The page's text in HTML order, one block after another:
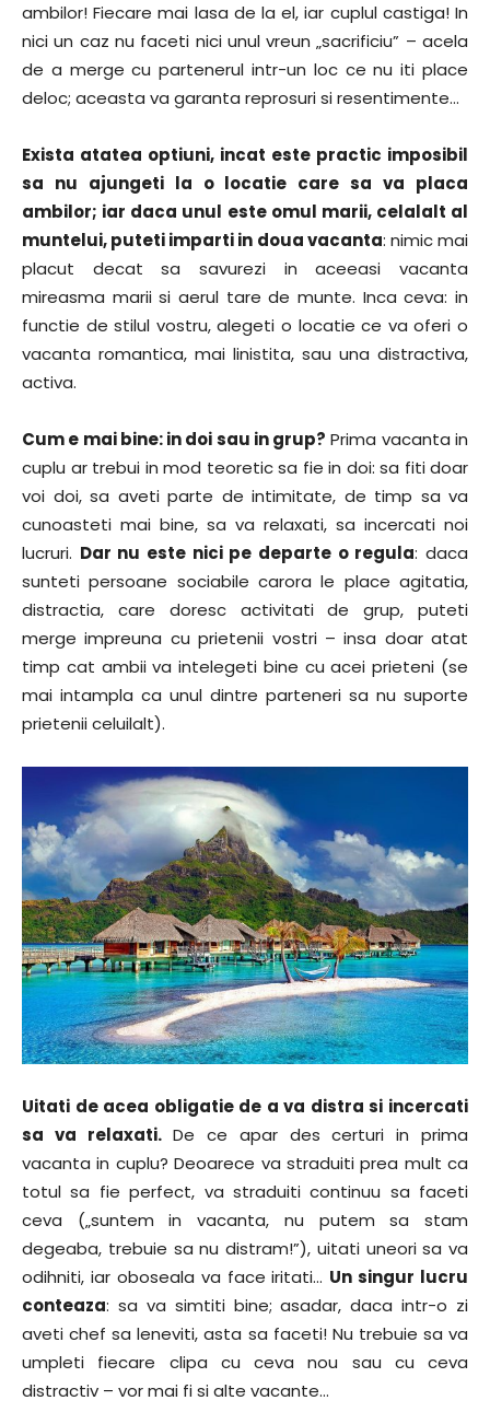
ambilor! Fiecare mai lasa de la el, iar cuplul castiga! In
nici un caz nu faceti nici unul vreun „sacrificiu” – acela
de a merge cu partenerul intr-un loc ce nu iti place
deloc; aceasta va garanta reprosuri si resentimente…
Exista atatea optiuni, incat este practic imposibil
sa nu ajungeti la o locatie care sa va placa
ambilor; iar daca unul este omul marii, celalalt al
muntelui, puteti imparti in doua vacanta: nimic mai
placut decat sa savurezi in aceeasi vacanta
mireasma marii si aerul tare de munte. Inca ceva: in
functie de stilul vostru, alegeti o locatie ce va oferi o
vacanta romantica, mai linistita, sau una distractiva,
activa.
Cum e mai bine: in doi sau in grup? Prima vacanta in
cuplu ar trebui in mod teoretic sa fie in doi: sa fiti doar
voi doi, sa aveti parte de intimitate, de timp sa va
cunoasteti mai bine, sa va relaxati, sa incercati noi
lucruri. Dar nu este nici pe departe o regula: daca
sunteti persoane sociabile carora le place agitatia,
distractia, care doresc activitati de grup, puteti
merge impreuna cu prietenii vostri – insa doar atat
timp cat ambii va intelegeti bine cu acei prieteni (se
mai intampla ca unul dintre parteneri sa nu suporte
prietenii celuilalt).
Uitati de acea obligatie de a va distra si incercati
sa va relaxati.De ce apar des certuri in prima
vacanta in cuplu? Deoarece va straduiti prea mult ca
totul sa fie perfect, va straduiti continuu sa faceti
ceva („suntem in vacanta, nu putem sa stam
degeaba, trebuie sa nu distram!”), uitati uneori sa va
odihniti, iar oboseala va face iritati… Un singur lucru
conteaza: sa va simtiti bine; asadar, daca intr-o zi
aveti chef sa leneviti, asta sa faceti! Nu trebuie sa va
umpleti fiecare clipa cu ceva nou sau cu ceva
distractiv – vor mai fi si alte vacante…